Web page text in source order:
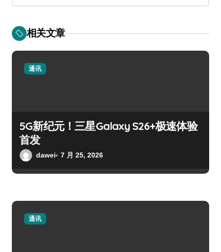
相关文章
通讯
5G新纪元！三星Galaxy S26+极速体验
首发
dawei 7 月 25, 2026
通讯